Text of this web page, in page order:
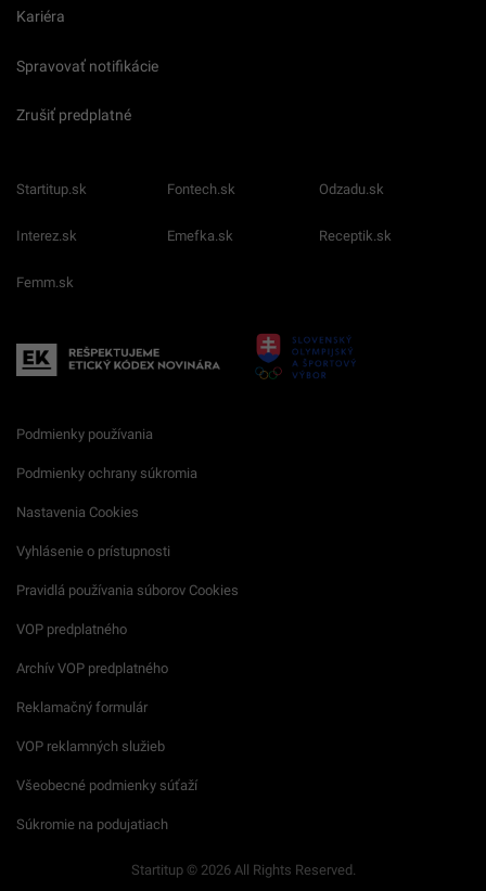
Kariéra
Spravovať notifikácie
Zrušiť predplatné
Startitup.sk Fontech.sk Odzadu.sk
Interez.sk Emefka.sk Receptik.sk
Femm.sk
Podmienky používania
Podmienky ochrany súkromia
Nastavenia Cookies
Vyhlásenie o prístupnosti
Pravidlá používania súborov Cookies
VOP predplatného
Archív VOP predplatného
Reklamačný formulár
VOP reklamných služieb
Všeobecné podmienky súťaží
Súkromie na podujatiach
Startitup © 2026 All Rights Reserved.